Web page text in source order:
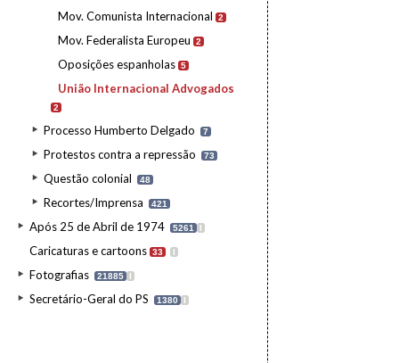
Mov. Comunista Internacional 2
Mov. Federalista Europeu 2
Oposições espanholas 5
União Internacional Advogados
2
Processo Humberto Delgado 7
Protestos contra a repressão 73
Questão colonial 48
Recortes/Imprensa 421
Após 25 de Abril de 1974 5261 I
Caricaturas e cartoons 33 I
Fotografias 21885 I
Secretário-Geral do PS 1380 I